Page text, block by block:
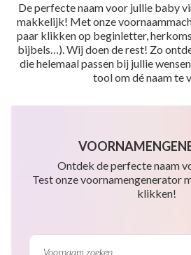
De perfecte naam voor jullie baby
makkelijk! Met onze
paar klikken op beginletter,
bijbels…). Wij doen de rest! Zo
die helemaal passen bij jullie
tool om dé naam te
Ontdek de perfecte naam
Test onze voornamengenerator
klikken!